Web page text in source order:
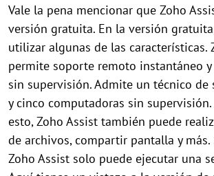
Vale la pena mencionar que Zoho
versión gratuita. En la versión
utilizar algunas de las características.
permite soporte remoto instantáneo y
sin supervisión. Admite un técnico de
y cinco computadoras sin supervisión.
esto, Zoho Assist también puede
de archivos, compartir pantalla y más.
Zoho Assist solo puede ejecutar una